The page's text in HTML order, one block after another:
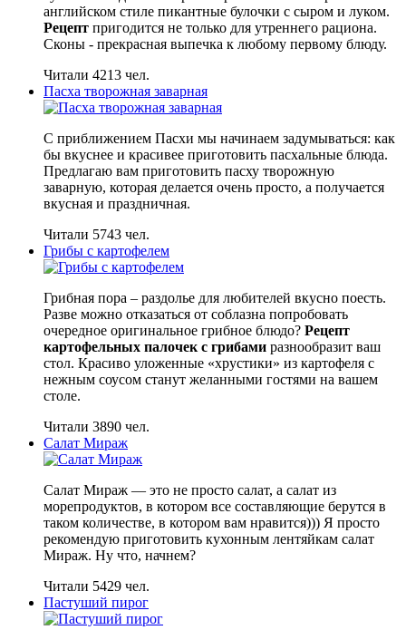
английском стиле пикантные булочки с сыром и луком.
Рецепт пригодится не только для утреннего рациона.
Сконы - прекрасная выпечка к любому первому блюду.
Читали 4213 чел.
Пасха творожная заварная
С приближением Пасхи мы начинаем задумываться: как
бы вкуснее и красивее приготовить пасхальные блюда.
Предлагаю вам приготовить пасху творожную
заварную, которая делается очень просто, а получается
вкусная и праздничная.
Читали 5743 чел.
Грибы с картофелем
Грибная пора – раздолье для любителей вкусно поесть.
Разве можно отказаться от соблазна попробовать
очередное оригинальное грибное блюдо? Рецепт
картофельных палочек с грибами разнообразит ваш
стол. Красиво уложенные «хрустики» из картофеля с
нежным соусом станут желанными гостями на вашем
столе.
Читали 3890 чел.
Салат Мираж
Салат Мираж — это не просто салат, а салат из
морепродуктов, в котором все составляющие берутся в
таком количестве, в котором вам нравится))) Я просто
рекомендую приготовить кухонным лентяйкам салат
Мираж. Ну что, начнем?
Читали 5429 чел.
Пастуший пирог